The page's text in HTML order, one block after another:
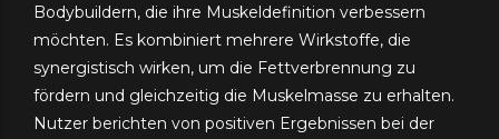
Bodybuildern, die ihre Muskeldefinition verbessern
möchten. Es kombiniert mehrere Wirkstoffe, die
synergistisch wirken, um die Fettverbrennung zu
fördern und gleichzeitig die Muskelmasse zu erhalten.
Nutzer berichten von positiven Ergebnissen bei der